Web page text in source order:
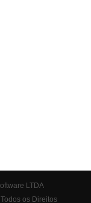
LTDA
os Direitos